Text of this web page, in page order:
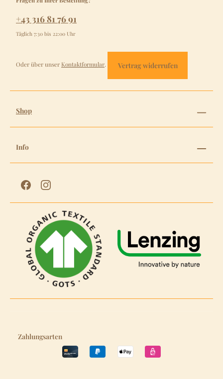
+43 316 81 76 91
Täglich 7:30 bis 22:00 Uhr
Oder über unser Kontaktformular. Vertrag widerrufen
Shop
Info
Zahlungsarten